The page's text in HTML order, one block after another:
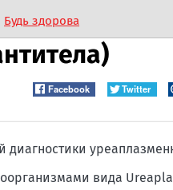
Будь здорова
Facebook Twitter
диагностики
вида